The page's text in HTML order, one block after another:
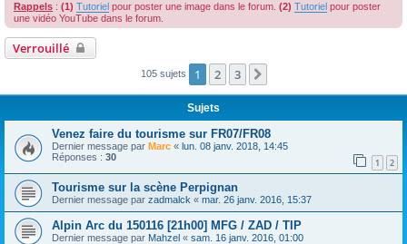
Rappels : (1) Tutoriel pour poster une image dans le forum. (2) Tutoriel pour poster
une vidéo YouTube dans le forum.
Verrouillé
105 sujets 1 2 3
Sujets
Venez faire du tourisme sur FR07/FR08
Dernier message par Marc « lun. 08 janv. 2018, 14:45
Réponses : 30 1 2
Tourisme sur la scène Perpignan
Dernier message par zadmalck « mar. 26 janv. 2016, 15:37
Alpin Arc du 150116 [21h00] MFG / ZAD / TIP
Dernier message par Mahzel « sam. 16 janv. 2016, 01:00